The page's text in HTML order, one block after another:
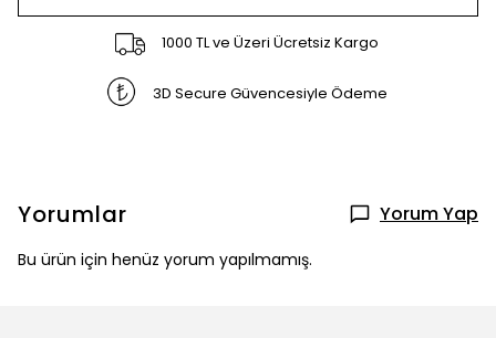
1000 TL ve Üzeri Ücretsiz Kargo
3D Secure Güvencesiyle Ödeme
Yorumlar Yorum Yap
Bu ürün için henüz yorum yapılmamış.